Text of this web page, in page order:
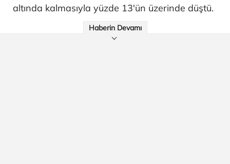
altında kalmasıyla yüzde 13'ün üzerinde düştü.
Haberin Devamı